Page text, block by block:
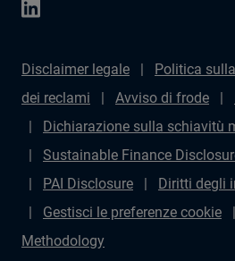
Disclaimer legale Politica
dei reclami
Avviso di frode
Dichiarazione sulla schiavitù
Sustainable Finance
PAI Disclosure
Diritti degli
Gestisci le preferenze cookie
Methodology